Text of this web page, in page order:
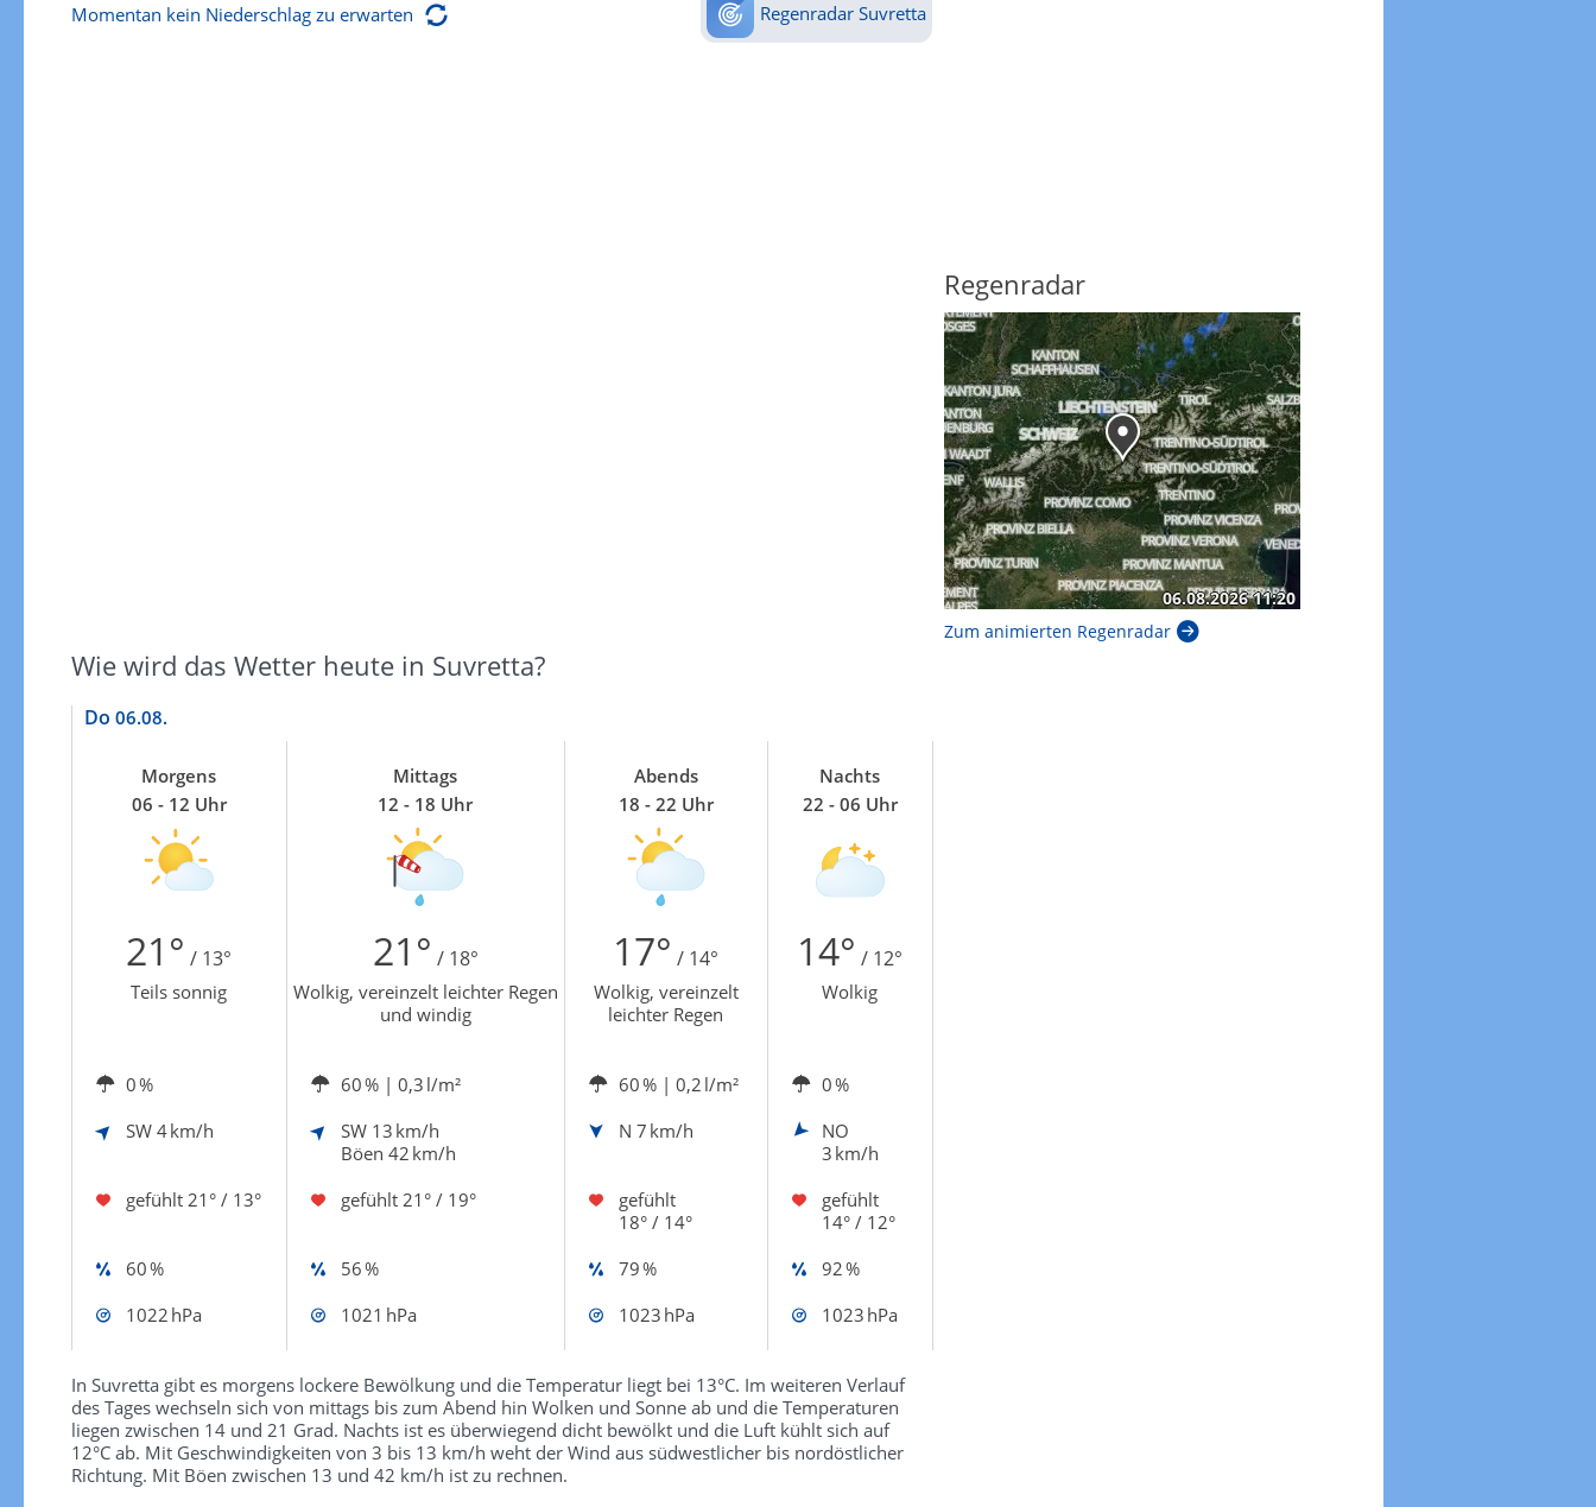
Momentan kein Niederschlag zu erwarten Regenradar Suvretta
Wie wird das Wetter heute in Suvretta?
Do 06.08.
Morgens
06 - 12 Uhr
Mittags
12 - 18 Uhr
Abends
18 - 22 Uhr
Nachts
22 - 06 Uhr
21° / 13° 21° / 18° 17° / 14° 14° / 12°
Teils sonnig
Wolkig, vereinzelt leichter Regen
und windig
Wolkig, vereinzelt
leichter Regen
Wolkig
0 % 60 % | 0,3 l/m² 60 % | 0,2 l/m²
0 %
SW 4 km/h SW 13 km/h
Böen 42 km/h
N 7 km/h
NO
3 km/h
gefühlt 21° / 13° gefühlt 21° / 19°
gefühlt
18° / 14°
gefühlt
14° / 12°
60 %
56 % 79 %
92 %
1022 hPa
1021 hPa 1023 hPa 1023 hPa
In Suvretta gibt es morgens lockere Bewölkung und die Temperatur liegt bei 13°C. Im weiteren Verlauf
des Tages wechseln sich von mittags bis zum Abend hin Wolken und Sonne ab und die Temperaturen
liegen zwischen 14 und 21 Grad. Nachts ist es überwiegend dicht bewölkt und die Luft kühlt sich auf
12°C ab. Mit Geschwindigkeiten von 3 bis 13 km/h weht der Wind aus südwestlicher bis nordöstlicher
Richtung. Mit Böen zwischen 13 und 42 km/h ist zu rechnen.
Regenradar
Zum animierten Regenradar